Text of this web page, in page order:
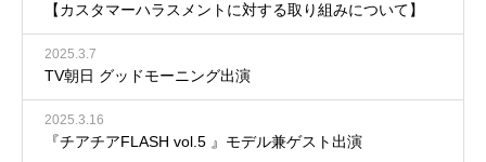
【カスタマーハラスメントに対する取り組みについて】
2025.3.7
TV朝日 グッドモーニング出演
2025.3.16
『チアチアFLASH vol.5 』モデル兼ゲスト出演